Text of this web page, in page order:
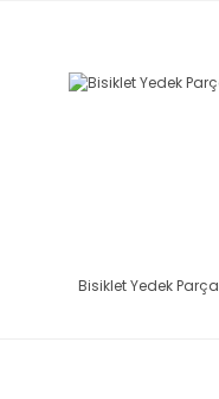
Bisiklet Yedek Parça